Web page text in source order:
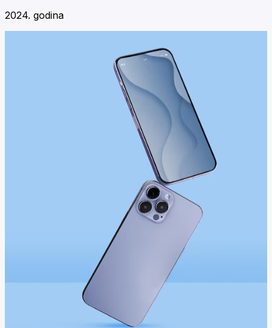
2024. godina